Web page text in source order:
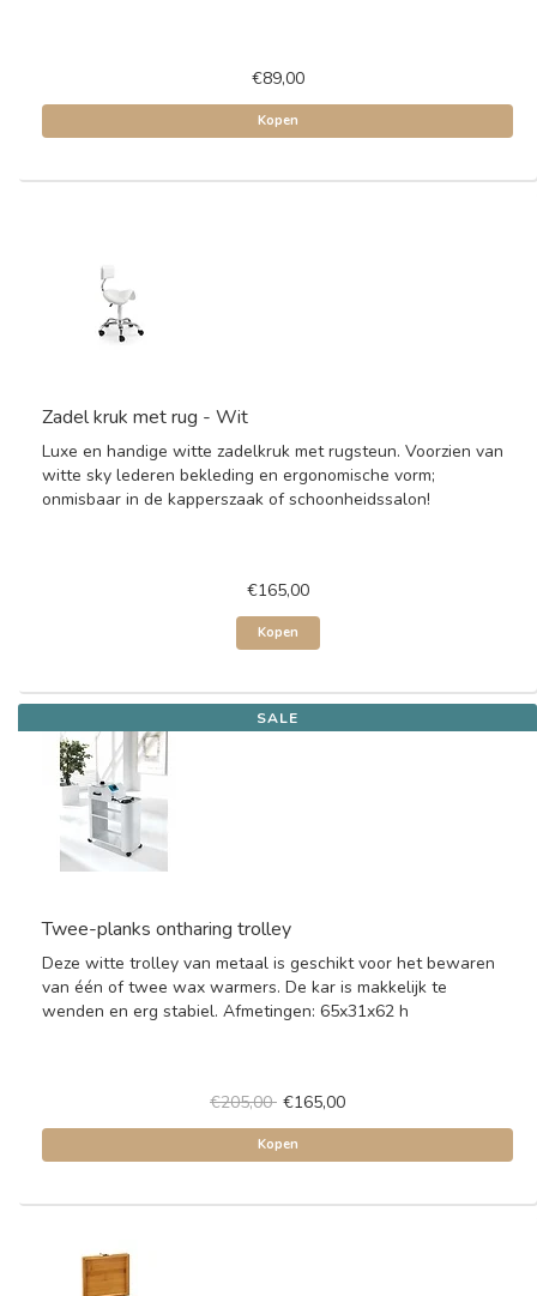
€89,00
Kopen
Zadel kruk met rug - Wit
Luxe en handige witte zadelkruk met rugsteun. Voorzien van
witte sky lederen bekleding en ergonomische vorm;
onmisbaar in de kapperszaak of schoonheidssalon!
€165,00
Kopen
SALE
Twee-planks ontharing trolley
Deze witte trolley van metaal is geschikt voor het bewaren
van één of twee wax warmers. De kar is makkelijk te
wenden en erg stabiel. Afmetingen: 65x31x62 h
€205,00 €165,00
Kopen